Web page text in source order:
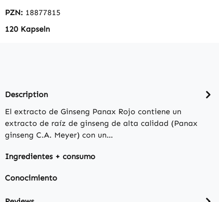
PZN: 18877815
120 Kapseln
Description
El extracto de Ginseng Panax Rojo contiene un
extracto de raíz de ginseng de alta calidad (Panax
ginseng C.A. Meyer) con un…
Ingredientes + consumo
Conocimiento